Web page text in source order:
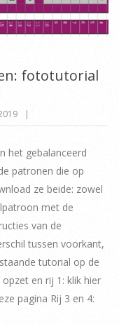
fototutorial
het gebalanceerd
patronen die op
ze beide: zowel
met de
van de
tussen voorkant,
tutorial op de
en rij 1: klik hier
pagina Rij 3 en 4: